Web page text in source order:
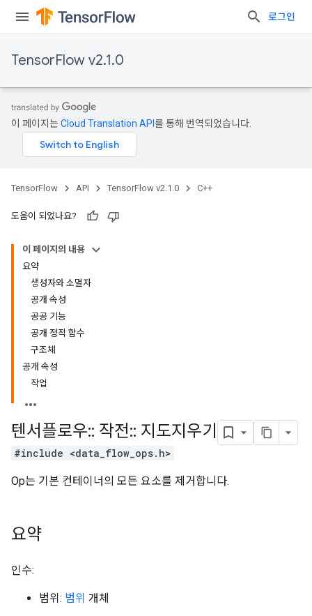
로그인
TensorFlow v2.1.0
이 페이지는Cloud Translation API 를 통해 번역되었습니다.
TensorFlow API TensorFlow v2.1.0 C++
도움이 되었나요?
이 페이지의 내용
요약
생성자와 소멸자
공개 속성
공공 기능
공개 정적 함수
구조체
공개 속성
작업
텐서플로우:: 작전:: 지도지우기
#include <data_flow_ops.h>
Op는 기본 컨테이너의 모든 요소를 ​​제거합니다.
요약
인수:
범위: 범위 개체